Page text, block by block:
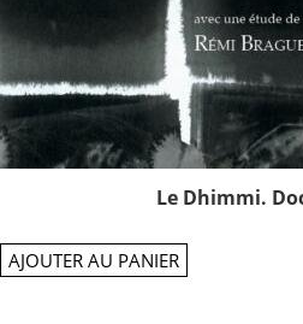
Le Dhimmi.
AJOUTER AU PANIER